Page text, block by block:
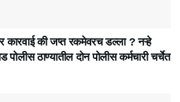
कारवाई की जप्त रकमेवरच डल्ला ? नऱ्हे
पोलीस ठाण्यातील दोन पोलीस कर्मचारी चर्चेत